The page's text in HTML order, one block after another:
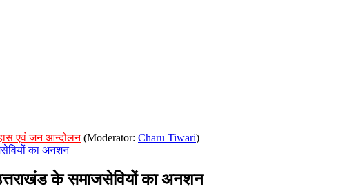
एवं जन आन्दोलन (Moderator: Charu Tiwari)
का अनशन
के समाजसेवियों का अनशन